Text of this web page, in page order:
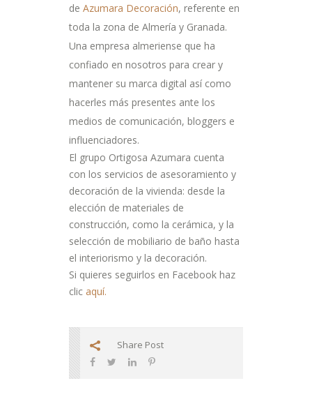
de Azumara Decoración, referente en
toda la zona de Almería y Granada.
Una empresa almeriense que ha
confiado en nosotros para crear y
mantener su marca digital así como
hacerles más presentes ante los
medios de comunicación, bloggers e
influenciadores.
El grupo Ortigosa Azumara cuenta
con los servicios de asesoramiento y
decoración de la vivienda: desde la
elección de materiales de
construcción, como la cerámica, y la
selección de mobiliario de baño hasta
el interiorismo y la decoración.
Si quieres seguirlos en Facebook haz
clic aquí.
Share Post